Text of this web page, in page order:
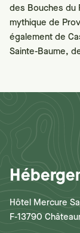
des Bouches du
mythique de
également de
Sainte-Baume,
Hôtel Mercure
F-13790